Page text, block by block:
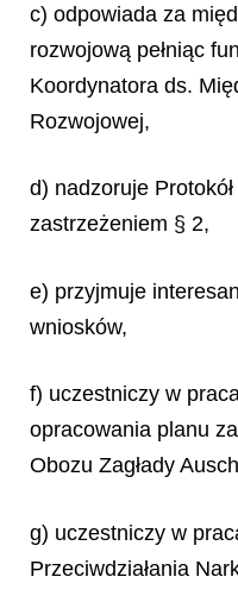
c) odpowiada za
rozwojową pełniąc
Koordynatora ds.
Rozwojowej,
d) nadzoruje
zastrzeżeniem § 2,
e) przyjmuje
wniosków,
f) uczestniczy w
opracowania planu
Obozu Zagłady
g) uczestniczy w
Przeciwdziałania